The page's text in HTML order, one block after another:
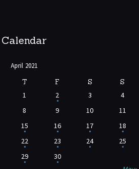
Calendar
April 2021
T F S S
1 2 3
4
8 9 10
11
15 16 17
18
22 23 24
25
29
30